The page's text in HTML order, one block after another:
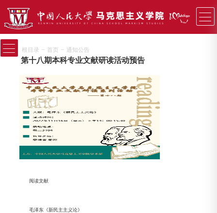
根目录 − 首页 − 通知公告
第十八期本科专业文献研读活动预告
阅读文献
毛泽东《新民主主义论》